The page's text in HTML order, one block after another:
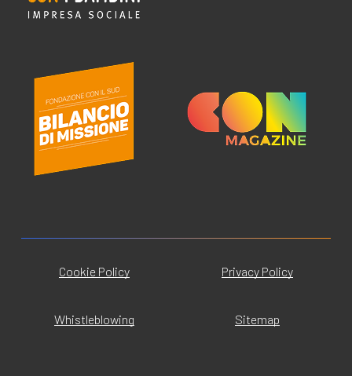
Cookie Policy Privacy Policy
Whistleblowing Sitemap